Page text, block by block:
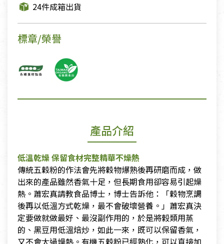
24件成箱出貨
標章/榮譽
產品介紹
低溫乾燥 保留食材完整精華不燥熱
​傳統五穀粉的作法會先將穀物爆熟後再研磨而成，做
出來的產品雖然香氣十足，但長期食用卻容易引起燥
熱。蕭宏真請教食品博士，博士告訴他：「穀物烹調
後再以低溫方式乾燥，最不會破壞營養。」蕭宏真決
定要做就做最好、最沒副作用的，於是將榖類用蒸
的、黑豆用低溫焙炒，如此一來，既可以保留香氣，